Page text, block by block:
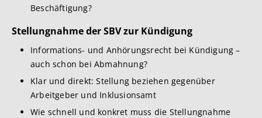
Beschäftigung?
Stellungnahme der SBV zur Kündigung
Informations- und Anhörungsrecht bei Kündigung –
auch schon bei Abmahnung?
Klar und direkt: Stellung beziehen gegenüber
Arbeitgeber und Inklusionsamt
Wie schnell und konkret muss die Stellungnahme